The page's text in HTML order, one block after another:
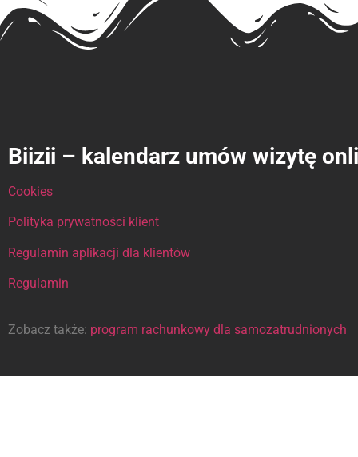
Biizii – kalendarz umów wizytę
Cookies
Polityka prywatności klient
Regulamin aplikacji dla klientów
Regulamin
Zobacz także: program rachunkowy dla samozatrudnionych